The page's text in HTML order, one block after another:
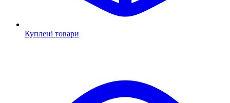
Куплені товари